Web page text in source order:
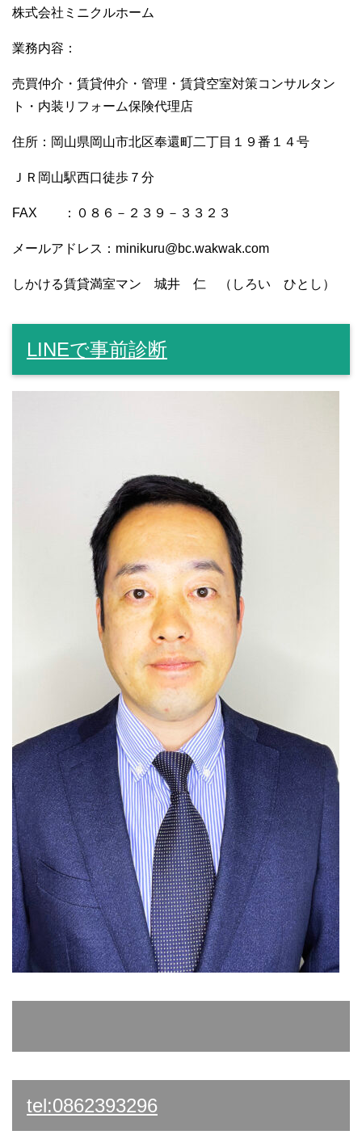
株式会社ミニクルホーム
業務内容：
売買仲介・賃貸仲介・管理・賃貸空室対策コンサルタン
ト・内装リフォーム保険代理店
住所：岡山県岡山市北区奉還町二丁目１９番１４号
ＪＲ岡山駅西口徒歩７分
FAX ：０８６－２３９－３３２３
メールアドレス：minikuru@bc.wakwak.com
しかける賃貸満室マン 城井 仁 （しろい ひとし）
LINEで事前診断
tel:0862393296